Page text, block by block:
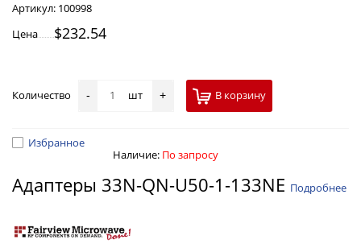
Артикул: 100998
Цена
$232.54
Количество - шт + В корзину
Избранное
Наличие: По запросу
Адаптеры 33N-QN-U50-1-133NE Подробнее